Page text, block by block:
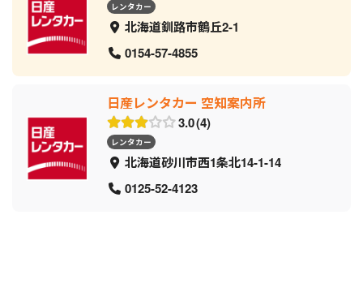
レンタカー
北海道釧路市鶴丘2-1
0154-57-4855
日産レンタカー 空知案内所
3.0 4
レンタカー
北海道砂川市西1条北14-1-14
0125-52-4123